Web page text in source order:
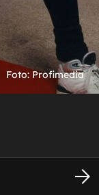
Foto: Profimedia